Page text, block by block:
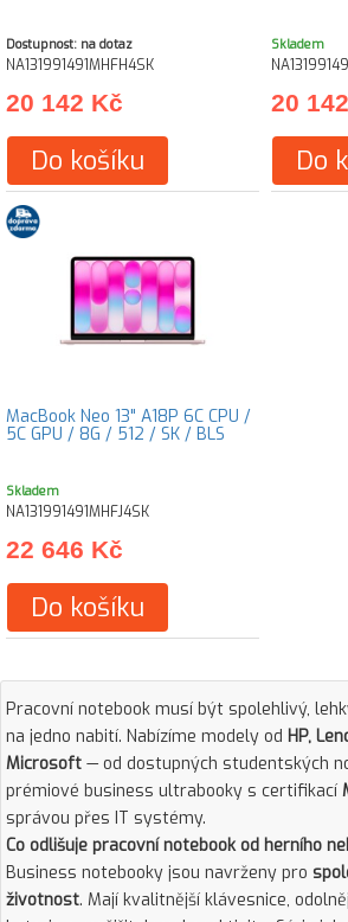
Dostupnost: na dotaz
NA131991491MHFH4SK
20 142 Kč
Do košíku
Skladem
20
Do
MacBook Neo 13" A18P 6C CPU /
5C GPU / 8G / 512 / SK / BLS
Skladem
NA131991491MHFJ4SK
22 646 Kč
Do košíku
Pracovní notebook musí být spolehlivý,
na jedno nabití. Nabízíme modely od HP,
Microsoft — od dostupných studentských
prémiové business ultrabooky s certifikací
správou přes IT systémy.
Co odlišuje pracovní notebook od herního
Business notebooky jsou navrženy pro
životnost. Mají kvalitnější klávesnice,